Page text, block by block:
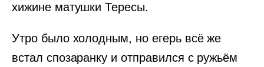
хижине матушки Тересы.
Утро было холодным, но егерь всё же
встал спозаранку и отправился с ружьём